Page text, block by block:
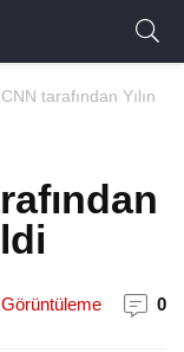
tarafından Yılın
Görüntüleme 0